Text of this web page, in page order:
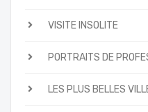
VISITE INSOLITE
PORTRAITS DE
LES PLUS BELLES